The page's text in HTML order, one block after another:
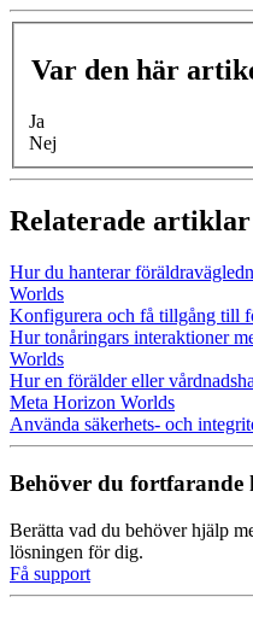
Var den här
Ja
Nej
Relaterade artiklar
Hur du hanterar
Worlds
Konfigurera och få tillgång till
Hur tonåringars interaktioner
Worlds
Hur en förälder eller
Meta Horizon Worlds
Använda säkerhets- och
Behöver du fortfarande
Berätta vad du behöver hjälp
lösningen för dig.
Få support